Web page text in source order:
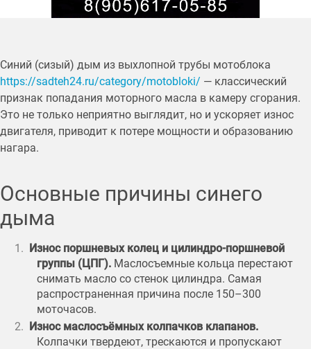
Синий (сизый) дым из выхлопной трубы мотоблока
https://sadteh24.ru/category/motobloki/ — классический
признак попадания моторного масла в камеру сгорания.
Это не только неприятно выглядит, но и ускоряет износ
двигателя, приводит к потере мощности и образованию
нагара.
Основные причины синего
дыма
Износ поршневых колец и цилиндро-поршневой
группы (ЦПГ). Маслосъемные кольца перестают
снимать масло со стенок цилиндра. Самая
распространенная причина после 150–300
моточасов.
Износ маслосъёмных колпачков клапанов.
Колпачки твердеют, трескаются и пропускают